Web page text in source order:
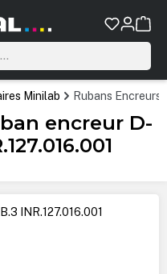
Minilab Rubans Encreurs
encreur D-